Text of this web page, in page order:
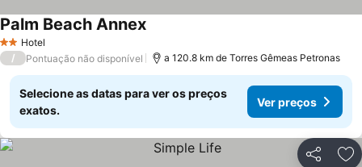
2 Estrelas
Hotel
Palm Beach AnnexVer preços
/ Pontuação não disponível a 120.8 km de Torres Gêmeas Petronas
Selecione as datas para ver os preços
exatos.
Ver preços
Partilhar